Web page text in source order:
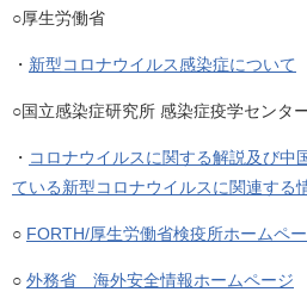
○厚生労働省
・ 新型コロナウイルス感染症について
○国立感染症研究所 感染症疫学センタ
・ コロナウイルスに関する解説及び中
ている新型コロナウイルスに関連する
○ FORTH/厚生労働省検疫所ホームペ
○ 外務省 海外安全情報ホームページ